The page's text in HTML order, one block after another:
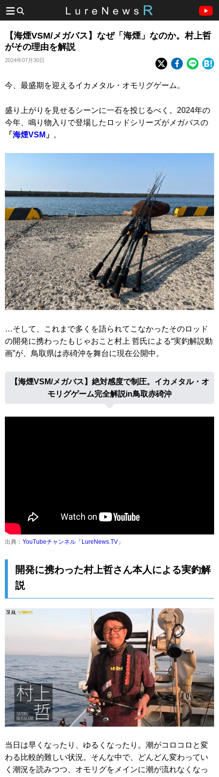
【海煙VSM/メガバス】なぜ「海煙」なのか。村上哲
がその理由を解説
2024年07月30日
今、最盛期を迎えるイカメタル・オモリグゲーム。
盛り上がりを見せるシーンに一石を投じるべく。2024年の
今年、鳴り物入りで登場したロッドシリーズがメガバスの
「 海煙VSM 」 。
…そして、これまで多くを語られてこなかったそのロッド
の開発に携わったもじゃおこと村上 哲氏による“実釣解説動
画”が、鳥取県は赤碕沖を舞台に現在公開中。
【海煙VSM/メガバス】絶対感度で制圧。イカメタル・オ
モリグゲーム完全解説in鳥取赤碕沖
出典： YouTubeチャンネル「LureNews.TV」
開発に携わった村上哲さん本人による実釣解
説
当日は早くなったり、ゆるくなったり。潮がコロコロと変
わる比較的難しい状況。そんな中で、どんどん変わってい
く潮況を読みつつ、オモリグをメインに潮が流れなくなっ